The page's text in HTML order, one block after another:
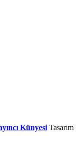
Künyesi Tasarım